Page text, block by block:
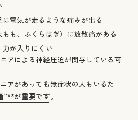
電気が走るような痛みが出る
も、ふくらはぎ）に放散痛がある
が入りにくい
アによる神経圧迫が関与している可
アがあっても無症状の人もいるた
が重要です。